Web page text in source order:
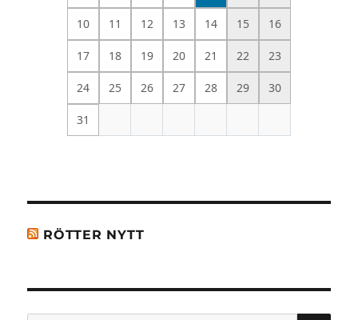
10 11 12 13 14 15 16
17 18 19 20 21 22 23
24 25 26 27 28 29 30
31
RÖTTER NYTT